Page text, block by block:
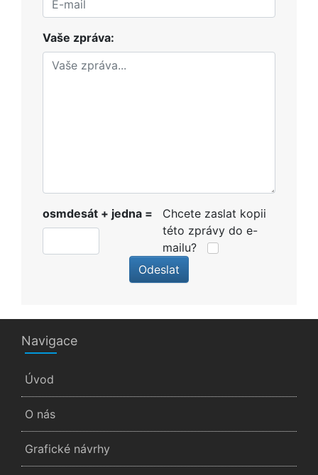
Vaše zpráva:
osmdesát + jedna =
Chcete zaslat kopii
této zprávy do e-
mailu?
Odeslat
Navigace
Úvod
O nás
Grafické návrhy